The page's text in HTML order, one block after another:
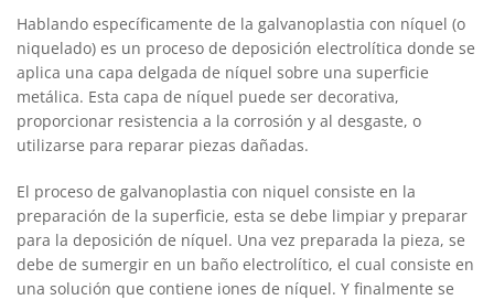
Hablando específicamente de la galvanoplastia con níquel (o
niquelado) es un proceso de deposición electrolítica donde se
aplica una capa delgada de níquel sobre una superficie
metálica. Esta capa de níquel puede ser decorativa,
proporcionar resistencia a la corrosión y al desgaste, o
utilizarse para reparar piezas dañadas.
El proceso de galvanoplastia con niquel consiste en la
preparación de la superficie, esta se debe limpiar y preparar
para la deposición de níquel. Una vez preparada la pieza, se
debe de sumergir en un baño electrolítico, el cual consiste en
una solución que contiene iones de níquel. Y finalmente se